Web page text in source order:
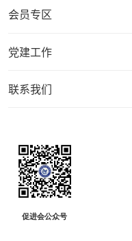
会员专区
党建工作
联系我们
促进会公众号